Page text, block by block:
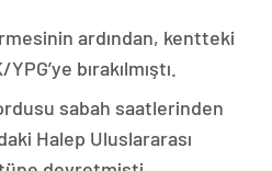
ardından, kentteki
bırakılmıştı.
sabah saatlerinden
Halep Uluslararası